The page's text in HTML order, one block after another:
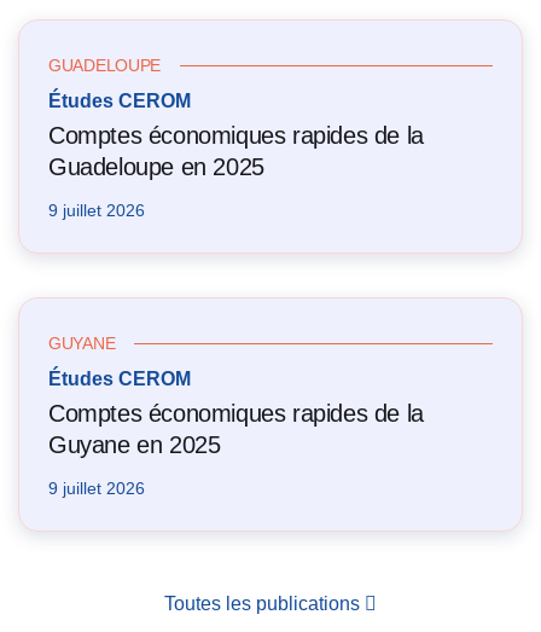
GUADELOUPE
Études CEROM
Comptes économiques rapides de la
Guadeloupe en 2025
9 juillet 2026
GUYANE
Études CEROM
Comptes économiques rapides de la
Guyane en 2025
9 juillet 2026
Toutes les publications